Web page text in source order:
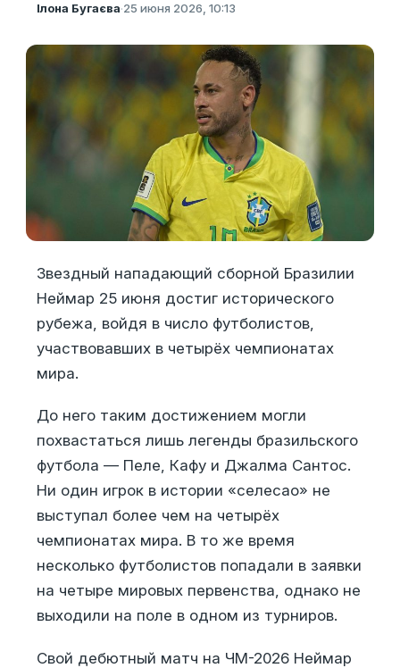
Ілона Бугаєва·25 июня 2026, 10:13
Звездный нападающий сборной Бразилии
Неймар 25 июня достиг исторического
рубежа, войдя в число футболистов,
участвовавших в четырёх чемпионатах
мира.
До него таким достижением могли
похвастаться лишь легенды бразильского
футбола — Пеле, Кафу и Джалма Сантос.
Ни один игрок в истории «селесао» не
выступал более чем на четырёх
чемпионатах мира. В то же время
несколько футболистов попадали в заявки
на четыре мировых первенства, однако не
выходили на поле в одном из турниров.
Свой дебютный матч на ЧМ-2026 Неймар